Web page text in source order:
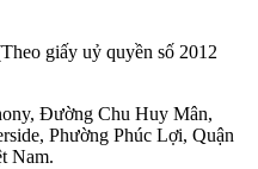
giấy uỷ quyền số 2012
Đường Chu Huy Mân,
Phường Phúc Lợi, Quận
Nam.